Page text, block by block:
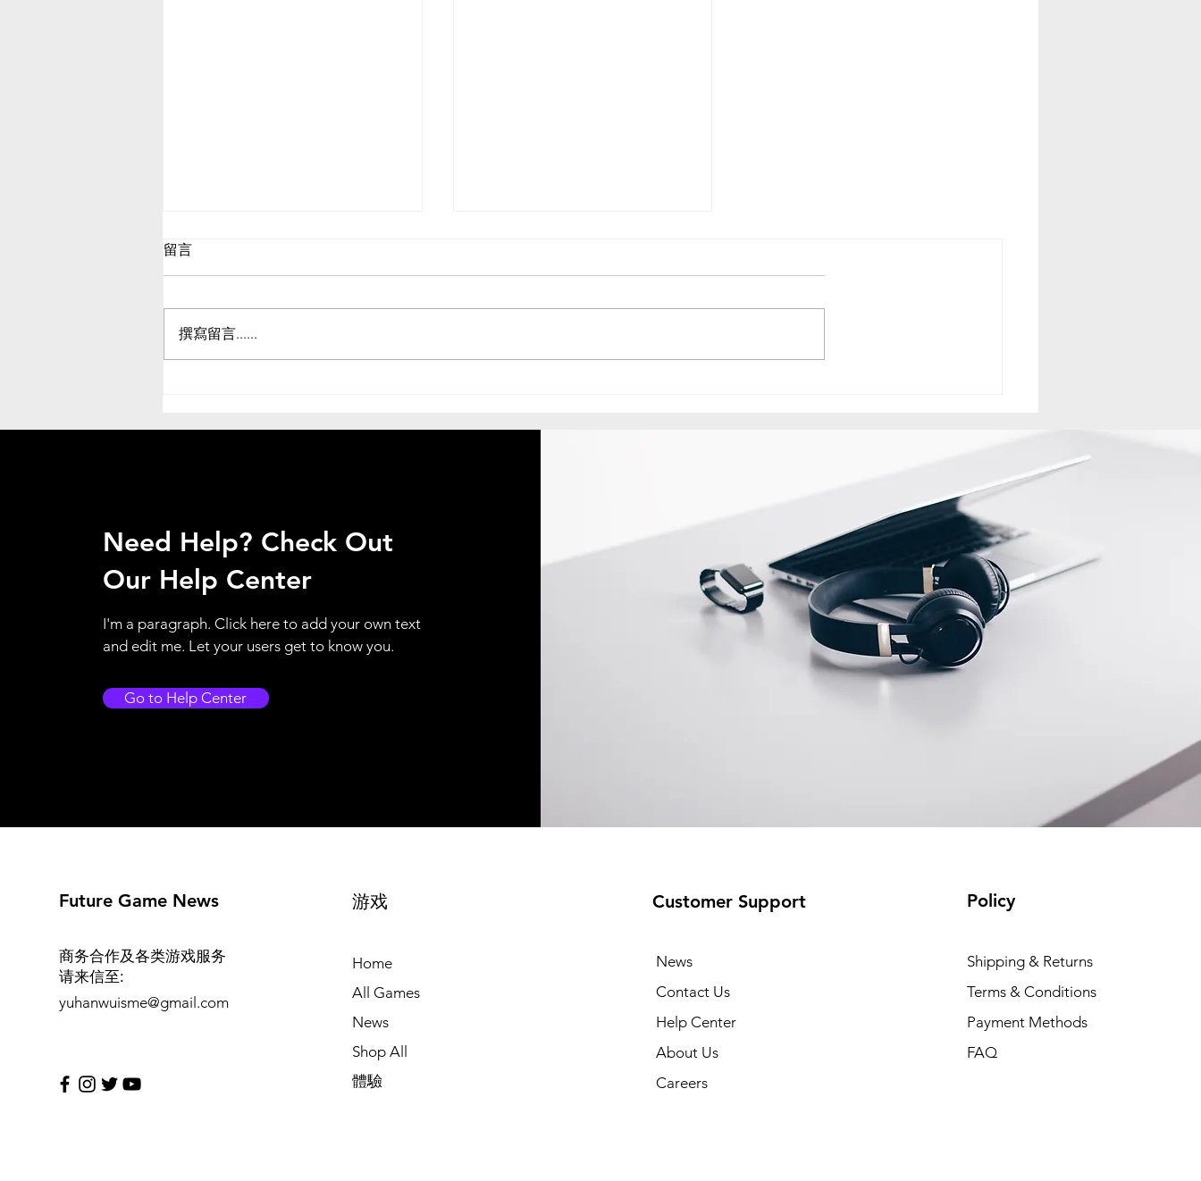
名均超20亿，你还在等什么？
即发！海湾战争与冷战背景下
留言
撰寫留言......
Need Help? Check Out
Our Help Center
I'm a paragraph. Click here to add your own text
and edit me. Let your users get to know you.
Go to Help Center
Future Game News
商务合作及各类游戏服务
请来信至:
yuhanwuisme@gmail.com
游戏
Home
All Games
News
Shop All
體驗
Customer Support
News
Contact Us
Help Center
About Us
Careers
Policy
Shipping & Returns
Terms & Conditions
Payment Methods
FAQ